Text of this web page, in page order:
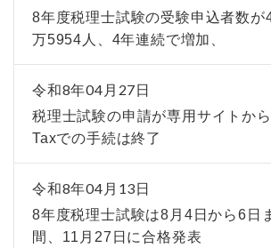
8年度税理士試験の受験申込者数が
万5954人、4年連続で増加、
令和8年04月27日
税理士試験の申請が専用サイトか
Taxでの手続は終了
令和8年04月13日
8年度税理士試験は8月4日から6日
間、11月27日に合格発表